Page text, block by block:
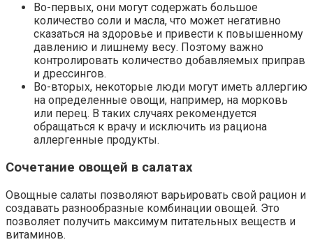
Во-первых, они могут содержать большое
количество соли и масла, что может негативно
сказаться на здоровье и привести к повышенному
давлению и лишнему весу. Поэтому важно
контролировать количество добавляемых приправ
и дрессингов.
Во-вторых, некоторые люди могут иметь аллергию
на определенные овощи, например, на морковь
или перец. В таких случаях рекомендуется
обращаться к врачу и исключить из рациона
аллергенные продукты.
Сочетание овощей в салатах
Овощные салаты позволяют варьировать свой рацион и
создавать разнообразные комбинации овощей. Это
позволяет получить максимум питательных веществ и
витаминов.